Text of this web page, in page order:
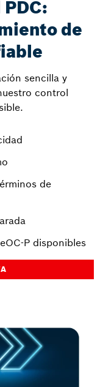
de
sencilla y
control
de
P disponibles